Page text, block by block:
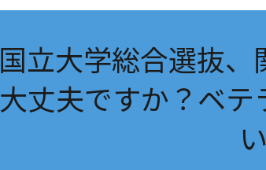
国立大学総合選抜
大丈夫ですか？ベ